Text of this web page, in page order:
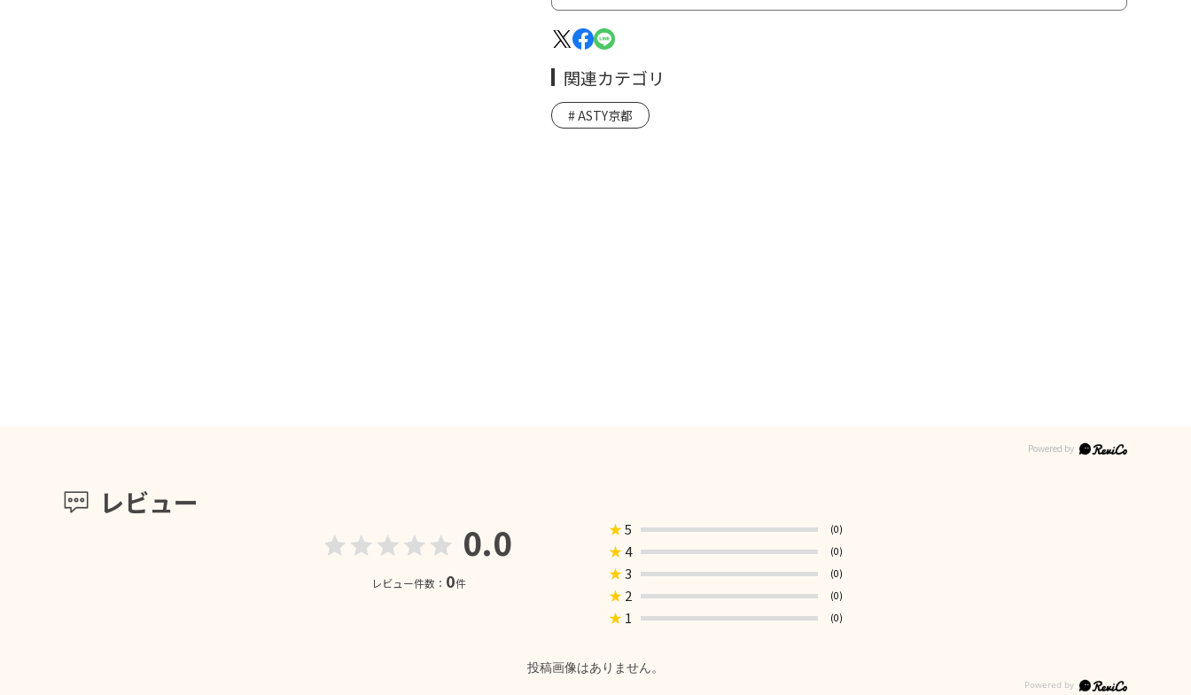
関連カテゴリ
ASTY京都
レビュー
0.0
レビュー件数： 0件
★5 (0)
★4 (0)
★3 (0)
★ 2 (0)
★ 1 (0)
投稿画像はありません。